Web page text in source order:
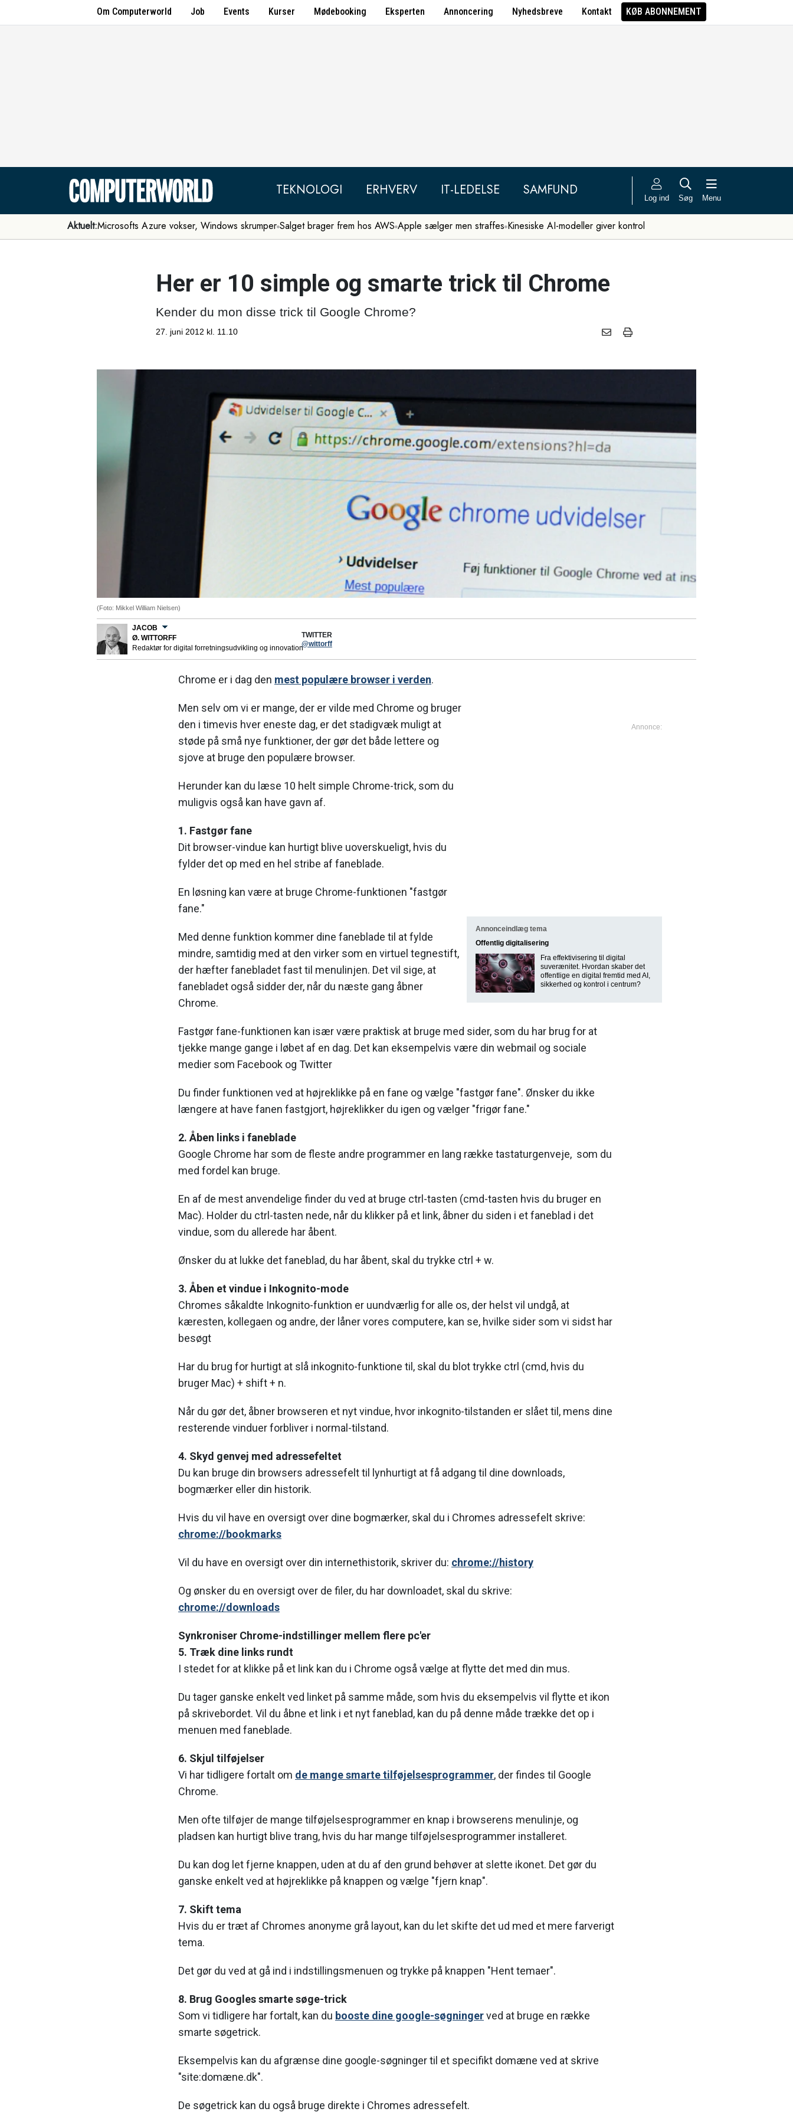
Om Computerworld Job Events Kurser Mødebooking Eksperten Annoncering Nyhedsbreve Kontakt KØB ABONNEMENT
TEKNOLOGI ERHVERV IT-LEDELSE SAMFUND Log ind Søg Menu
Aktuelt:Microsofts Azure vokser, Windows skrumper Salget brager frem hos AWS Apple sælger men straffes Kinesiske AI-modeller giver kontrol
Her er 10 simple og smarte trick til Chrome
Kender du mon disse trick til Google Chrome?
27. juni 2012 kl. 11.10
(Foto: Mikkel William Nielsen)
JACOB
Ø. WITTORFF
Redaktør for digital forretningsudvikling og innovation
TWITTER
@wittorff
Annonceindlæg tema
Offentlig digitalisering
Fra effektivisering til digital
suverænitet. Hvordan skaber det
offentlige en digital fremtid med AI,
sikkerhed og kontrol i centrum?
Chrome er i dag den mest populære browser i verden.
Men selv om vi er mange, der er vilde med Chrome og bruger
den i timevis hver eneste dag, er det stadigvæk muligt at
støde på små nye funktioner, der gør det både lettere og
sjove at bruge den populære browser.
Herunder kan du læse 10 helt simple Chrome-trick, som du
muligvis også kan have gavn af.
1. Fastgør fane
Dit browser-vindue kan hurtigt blive uoverskueligt, hvis du
fylder det op med en hel stribe af faneblade.
En løsning kan være at bruge Chrome-funktionen "fastgør
fane."
Med denne funktion kommer dine faneblade til at fylde
mindre, samtidig med at den virker som en virtuel tegnestift,
der hæfter fanebladet fast til menulinjen. Det vil sige, at
fanebladet også sidder der, når du næste gang åbner
Chrome.
Fastgør fane-funktionen kan især være praktisk at bruge med sider, som du har brug for at
tjekke mange gange i løbet af en dag. Det kan eksempelvis være din webmail og sociale
medier som Facebook og Twitter
Du finder funktionen ved at højreklikke på en fane og vælge "fastgør fane". Ønsker du ikke
længere at have fanen fastgjort, højreklikker du igen og vælger "frigør fane."
2. Åben links i faneblade
Google Chrome har som de fleste andre programmer en lang række tastaturgenveje, som du
med fordel kan bruge.
En af de mest anvendelige finder du ved at bruge ctrl-tasten (cmd-tasten hvis du bruger en
Mac). Holder du ctrl-tasten nede, når du klikker på et link, åbner du siden i et faneblad i det
vindue, som du allerede har åbent.
Ønsker du at lukke det faneblad, du har åbent, skal du trykke ctrl + w.
3. Åben et vindue i Inkognito-mode
Chromes såkaldte Inkognito-funktion er uundværlig for alle os, der helst vil undgå, at
kæresten, kollegaen og andre, der låner vores computere, kan se, hvilke sider som vi sidst har
besøgt
Har du brug for hurtigt at slå inkognito-funktione til, skal du blot trykke ctrl (cmd, hvis du
bruger Mac) + shift + n.
Når du gør det, åbner browseren et nyt vindue, hvor inkognito-tilstanden er slået til, mens dine
resterende vinduer forbliver i normal-tilstand.
4. Skyd genvej med adressefeltet
Du kan bruge din browsers adressefelt til lynhurtigt at få adgang til dine downloads,
bogmærker eller din historik.
Hvis du vil have en oversigt over dine bogmærker, skal du i Chromes adressefelt skrive:
chrome://bookmarks
Vil du have en oversigt over din internethistorik, skriver du: chrome://history
Og ønsker du en oversigt over de filer, du har downloadet, skal du skrive:
chrome://downloads
Synkroniser Chrome-indstillinger mellem flere pc'er
5. Træk dine links rundt
I stedet for at klikke på et link kan du i Chrome også vælge at flytte det med din mus.
Du tager ganske enkelt ved linket på samme måde, som hvis du eksempelvis vil flytte et ikon
på skrivebordet. Vil du åbne et link i et nyt faneblad, kan du på denne måde trække det op i
menuen med faneblade.
6. Skjul tilføjelser
Vi har tidligere fortalt om de mange smarte tilføjelsesprogrammer, der findes til Google
Chrome.
Men ofte tilføjer de mange tilføjelsesprogrammer en knap i browserens menulinje, og
pladsen kan hurtigt blive trang, hvis du har mange tilføjelsesprogrammer installeret.
Du kan dog let fjerne knappen, uden at du af den grund behøver at slette ikonet. Det gør du
ganske enkelt ved at højreklikke på knappen og vælge "fjern knap".
7. Skift tema
Hvis du er træt af Chromes anonyme grå layout, kan du let skifte det ud med et mere farverigt
tema.
Det gør du ved at gå ind i indstillingsmenuen og trykke på knappen "Hent temaer".
8. Brug Googles smarte søge-trick
Som vi tidligere har fortalt, kan du booste dine google-søgningerved at bruge en række
smarte søgetrick.
Eksempelvis kan du afgrænse dine google-søgninger til et specifikt domæne ved at skrive
"site:domæne.dk".
De søgetrick kan du også bruge direkte i Chromes adressefelt.